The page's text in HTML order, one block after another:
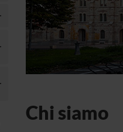
Chi siamo